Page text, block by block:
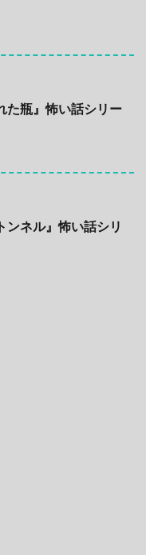
た瓶』怖い話シリー
ンネル』怖い話シリ